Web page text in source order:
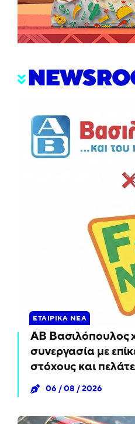
ΕΤΑΙΡΙΚΆ ΝΈΑ
ΑΒ Βασιλόπουλος
συνεργασία με
στόχους και
06 / 08 / 2026